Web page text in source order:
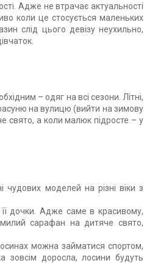
Адже не втрачає актуальності
коли це стосується маленьких
слід цього девізу неухильно,
– одяг на всі сезони. Літні,
на вулицю (вийти на зимову
свято, а коли малюк підросте – у
чудових моделей на різні віки з
її дочки. Адже саме в красивому,
сарафан на дитяче свято,
можна займатися спортом,
зовсім доросла, лосини будуть